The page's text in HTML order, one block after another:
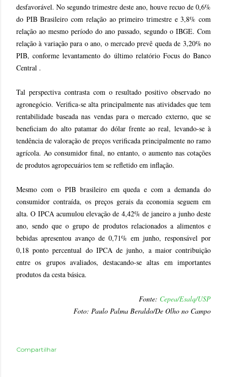
desfavorável. No segundo trimestre deste ano, houve recuo de 0,6%
do PIB Brasileiro com relação ao primeiro trimestre e 3,8% com
relação ao mesmo período do ano passado, segundo o IBGE. Com
relação à variação para o ano, o mercado prevê queda de 3,20% no
PIB, conforme levantamento do último relatório Focus do Banco
Central .
Tal perspectiva contrasta com o resultado positivo observado no
agronegócio. Verifica-se alta principalmente nas atividades que tem
rentabilidade baseada nas vendas para o mercado externo, que se
beneficiam do alto patamar do dólar frente ao real, levando-se à
tendência de valoração de preços verificada principalmente no ramo
agrícola. Ao consumidor final, no entanto, o aumento nas cotações
de produtos agropecuários tem se refletido em inflação.
Mesmo com o PIB brasileiro em queda e com a demanda do
consumidor contraída, os preços gerais da economia seguem em
alta. O IPCA acumulou elevação de 4,42% de janeiro a junho deste
ano, sendo que o grupo de produtos relacionados a alimentos e
bebidas apresentou avanço de 0,71% em junho, responsável por
0,18 ponto percentual do IPCA de junho, a maior contribuição
entre os grupos avaliados, destacando-se altas em importantes
produtos da cesta básica.
Fonte: Cepea/Esalq/USP
Foto: Paulo Palma Beraldo/De Olho no Campo
Compartilhar